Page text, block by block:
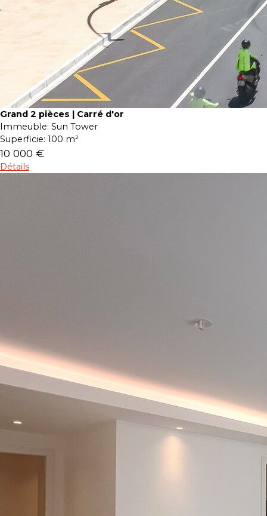
Grand 2 pièces | Carré d'or
Immeuble: Sun Tower
Superficie: 100 m²
10 000 €
Détails